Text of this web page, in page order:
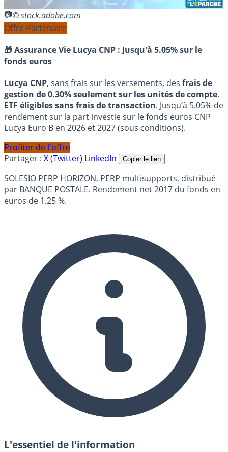
© stock.adobe.com
Offre Partenaire
🎁 Assurance Vie Lucya CNP : Jusqu'à 5.05% sur le
fonds euros
Lucya CNP, sans frais sur les versements, des frais de
gestion de 0.30% seulement sur les unités de compte,
ETF éligibles sans frais de transaction. Jusqu’à 5.05% de
rendement sur la part investie sur le fonds euros CNP
Lucya Euro B en 2026 et 2027 (sous conditions).
Profiter de l'offre
Partager : X (Twitter) LinkedIn Copier le lien
SOLESIO PERP HORIZON, PERP multisupports, distribué
par BANQUE POSTALE. Rendement net 2017 du fonds en
euros de 1.25 %.
L'essentiel de l'information